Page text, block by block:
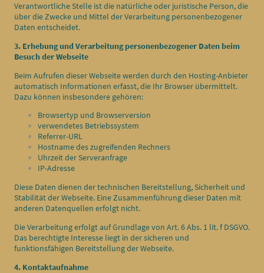
Verantwortliche Stelle ist die natürliche oder juristische Person, die
über die Zwecke und Mittel der Verarbeitung personenbezogener
Daten entscheidet.
3. Erhebung und Verarbeitung personenbezogener Daten beim
Besuch der Webseite
Beim Aufrufen dieser Webseite werden durch den Hosting-Anbieter
automatisch Informationen erfasst, die Ihr Browser übermittelt.
Dazu können insbesondere gehören:
Browsertyp und Browserversion
verwendetes Betriebssystem
Referrer-URL
Hostname des zugreifenden Rechners
Uhrzeit der Serveranfrage
IP-Adresse
Diese Daten dienen der technischen Bereitstellung, Sicherheit und
Stabilität der Webseite. Eine Zusammenführung dieser Daten mit
anderen Datenquellen erfolgt nicht.
Die Verarbeitung erfolgt auf Grundlage von Art. 6 Abs. 1 lit. f DSGVO.
Das berechtigte Interesse liegt in der sicheren und
funktionsfähigen Bereitstellung der Webseite.
4. Kontaktaufnahme